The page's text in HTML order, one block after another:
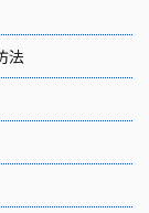
法